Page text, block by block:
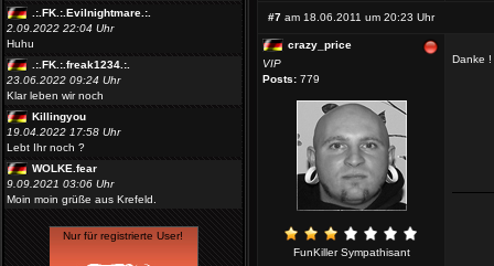
.:.FK.:.Evilnightmare.:.
2.09.2022 22:04 Uhr
Huhu
.:.FK.:.freak1234.:.
23.06.2022 09:24 Uhr
Klar leben wir noch
Killingyou
19.04.2022 17:58 Uhr
Lebt Ihr noch ?
WOLKE.fear
9.09.2021 03:06 Uhr
Moin moin grüße aus Krefeld.
#7 am 18.06.2011 um 20:23 Uhr
crazy_price
VIP
Posts: 779
FunKiller Sympathisant
Danke